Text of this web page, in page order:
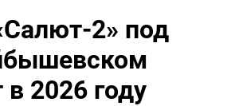
2» под
2026 году